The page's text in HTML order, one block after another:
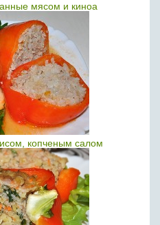
мясом и киноа
копченым салом